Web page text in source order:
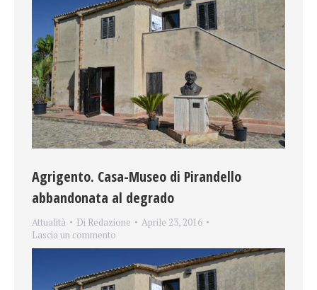
Agrigento. Casa-Museo di Pirandello
abbandonata al degrado
Attualità Di Redazione
Aprile 23, 2016
Lascia un commento